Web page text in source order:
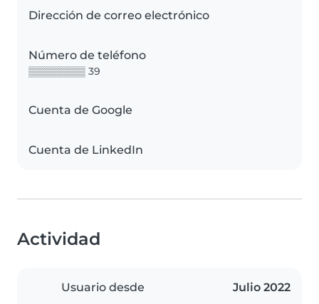
Dirección de correo electrónico
Número de teléfono
▒▒▒▒▒▒▒▒ 39
Cuenta de Google
Cuenta de LinkedIn
Actividad
Usuario desde Julio 2022